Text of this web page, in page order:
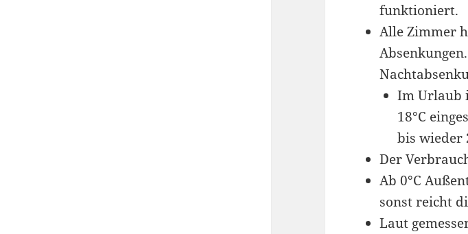
funktioniert.
Alle Zimmer
Im Urlaub
18°C
bis wieder
Der
Ab 0°C
sonst reicht
Laut